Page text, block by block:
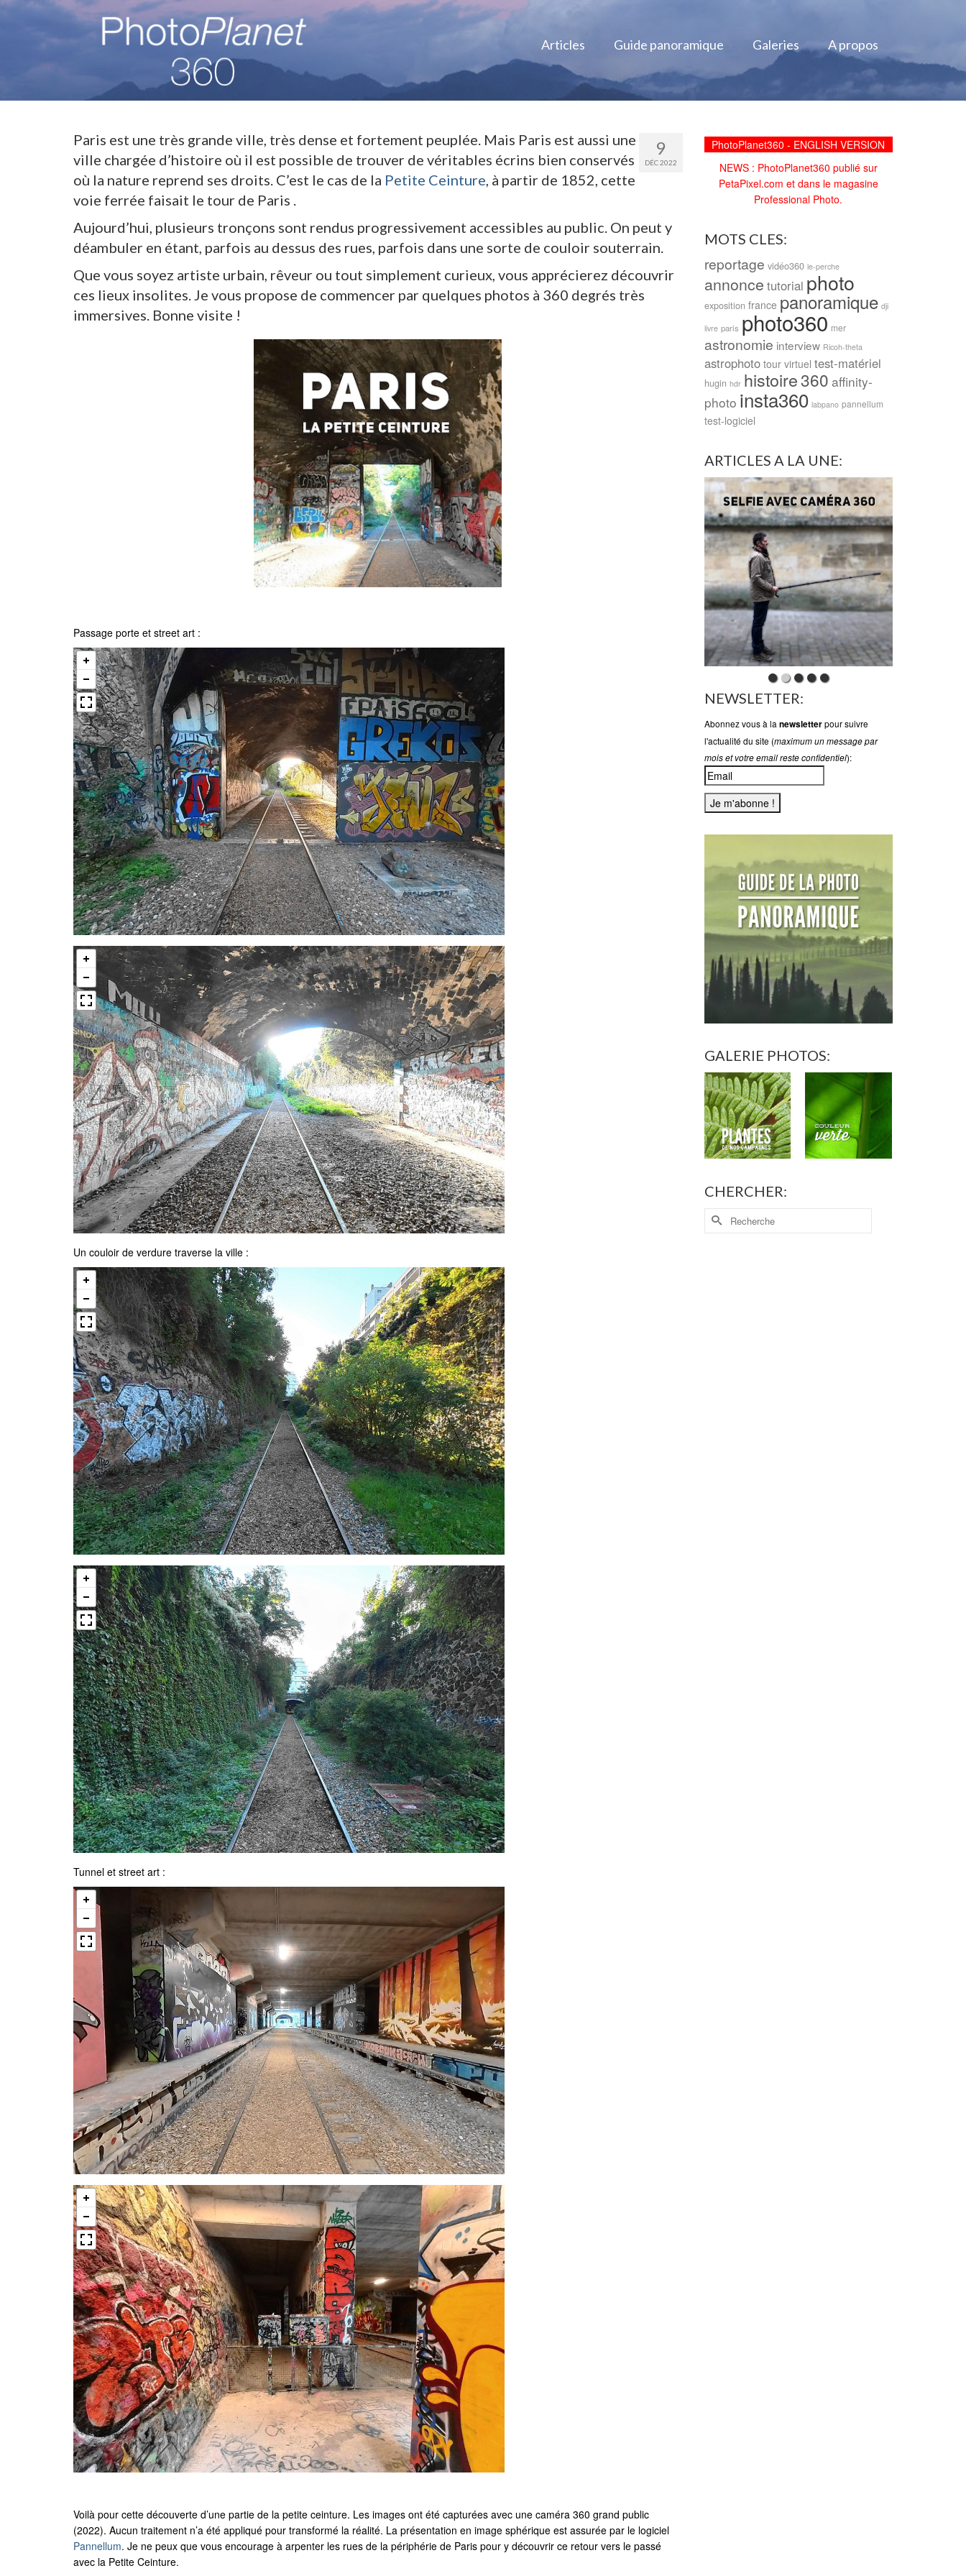
Articles Guide panoramique Galeries A propos
9
DÉC 2022
Paris est une très grande ville, très dense et fortement peuplée. Mais Paris est aussi une
ville chargée d’histoire où il est possible de trouver de véritables écrins bien conservés
où la nature reprend ses droits. C’est le cas de la Petite Ceinture, à partir de 1852, cette
voie ferrée faisait le tour de Paris .
Aujourd’hui, plusieurs tronçons sont rendus progressivement accessibles au public. On peut y
déambuler en étant, parfois au dessus des rues, parfois dans une sorte de couloir souterrain.
Que vous soyez artiste urbain, rêveur ou tout simplement curieux, vous apprécierez découvrir
ces lieux insolites. Je vous propose de commencer par quelques photos à 360 degrés très
immersives. Bonne visite !
Passage porte et street art :
Un couloir de verdure traverse la ville :
Tunnel et street art :
Voilà pour cette découverte d’une partie de la petite ceinture. Les images ont été capturées avec une caméra 360 grand public
(2022). Aucun traitement n’a été appliqué pour transformé la réalité. La présentation en image sphérique est assurée par le logiciel
Pannellum. Je ne peux que vous encourage à arpenter les rues de la périphérie de Paris pour y découvrir ce retour vers le passé
avec la Petite Ceinture.
PhotoPlanet360 - ENGLISH VERSION
NEWS : PhotoPlanet360 publié sur
PetaPixel.com et dans le magasine
Professional Photo.
MOTS CLES:
reportage vidéo360 le-perche
annonce tutorial photo
exposition france panoramique dji
livre paris photo360 mer
astronomie interview Ricoh-theta
astrophoto tour virtuel test-matériel
hugin hdr histoire360 affinity-
photo insta360 labpano pannellum
test-logiciel
ARTICLES A LA UNE:
NEWSLETTER:
Abonnez vous à la newsletterpour suivre
l'actualité du site (maximum un message par
mois et votre email reste confidentiel):
GALERIE PHOTOS:
CHERCHER: